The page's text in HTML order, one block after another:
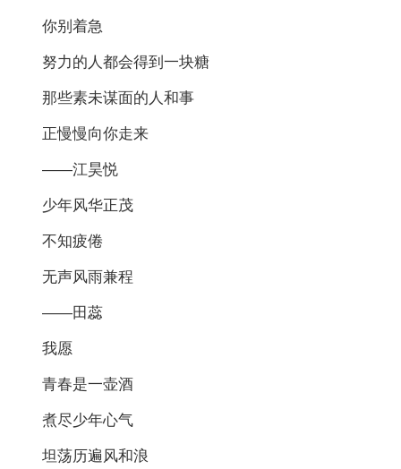
你别着急
努力的人都会得到一块糖
那些素未谋面的人和事
正慢慢向你走来
——江昊悦
少年风华正茂
不知疲倦
无声风雨兼程
——田蕊
我愿
青春是一壶酒
煮尽少年心气
坦荡历遍风和浪